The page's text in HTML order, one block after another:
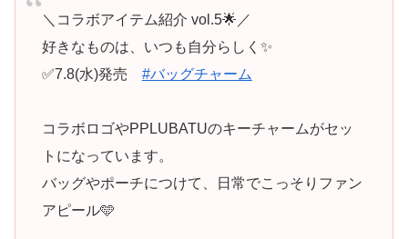
＼コラボアイテム紹介 vol.5🌟／
好きなものは、いつも自分らしく✨
✅7.8(水)発売 #バッグチャーム
コラボロゴやPPLUBATUのキーチャームがセッ
トになっています。
バッグやポーチにつけて、日常でこっそりファン
アピール🩵